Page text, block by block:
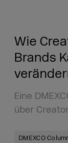
Wie
Brands
Eine
über
DMEXCO